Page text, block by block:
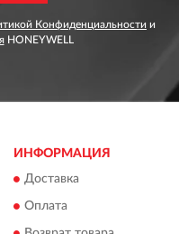
Конфиденциальности и
HONEYWELL
ИНФОРМАЦИЯ
Доставка
Оплата